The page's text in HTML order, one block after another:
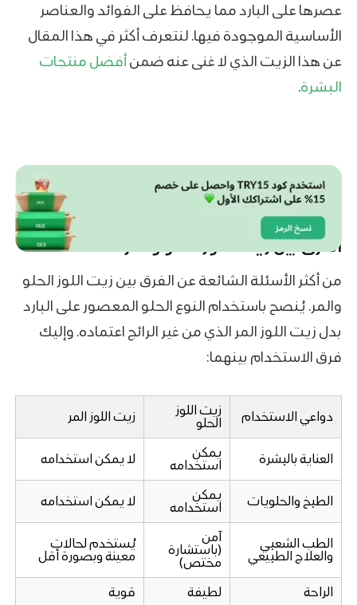
عصرها على البارد مما يحافظ على الفوائد والعناصر
الأساسية الموجودة فيها. لنتعرف أكثر في هذا المقال
عن هذا الزيت الذي لا غنى عنه ضمنأفضل منتجات
البشرة.
الفرق بين زيت اللوز الحلو والمر
من أكثر الأسئلة الشائعة عن الفرق بين زيت اللوز الحلو
والمر. يُنصح باستخدام النوع الحلو المعصور على البارد
بدل زيت اللوز المر الذي من غير الرائج اعتماده. وإليك
فرق الاستخدام بينهما:
دواعي الاستخدام
زيت اللوز
الحلو
زيت اللوز المر
العناية بالبشرة
يمكن
استخدامه
لا يمكن استخدامه
الطبخ والحلويات
يمكن
استخدامه
لا يمكن استخدامه
الطب الشعبي
والعلاج الطبيعي
آمن
(باستشارة
مختص)
يُستخدم لحالات
معينة وبصورة أقل
الراحة لطيفة قوية